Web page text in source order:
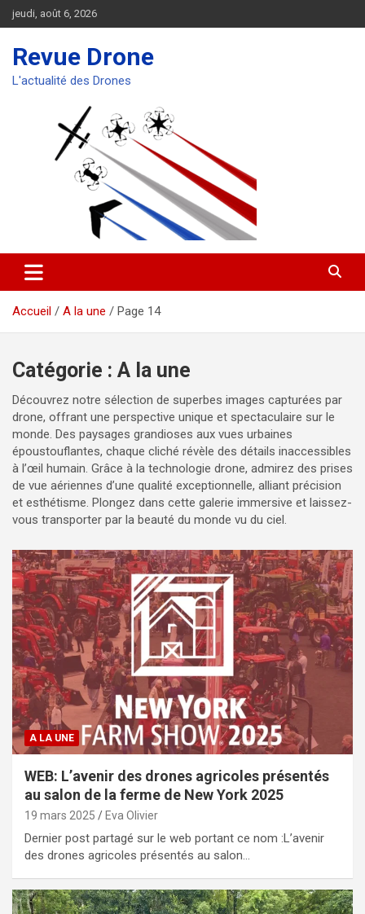
Aller
au
jeudi, août 6, 2026
Revue Drone
L'actualité des Drones
Accueil A la une Page 14
Catégorie : A la une
Découvrez notre sélection de superbes images capturées par
drone, offrant une perspective unique et spectaculaire sur le
monde. Des paysages grandioses aux vues urbaines
époustouflantes, chaque cliché révèle des détails inaccessibles
à l’œil humain. Grâce à la technologie drone, admirez des prises
de vue aériennes d’une qualité exceptionnelle, alliant précision
et esthétisme. Plongez dans cette galerie immersive et laissez-
vous transporter par la beauté du monde vu du ciel.
A LA UNE
WEB: L’avenir des drones agricoles présentés
au salon de la ferme de New York 2025
19 mars 2025 Eva Olivier
Dernier post partagé sur le web portant ce nom :L’avenir
des drones agricoles présentés au salon…